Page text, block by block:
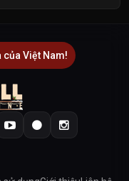
của Việt Nam!